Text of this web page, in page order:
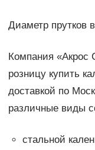
Диаметр прутков
Компания «Акрос
розницу купить
доставкой по
различные виды
стальной